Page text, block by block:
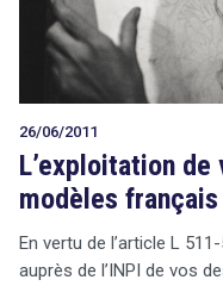
26/06/2011
L’exploitation
modèles français
En vertu de l’article L
auprès de l’INPI de vos